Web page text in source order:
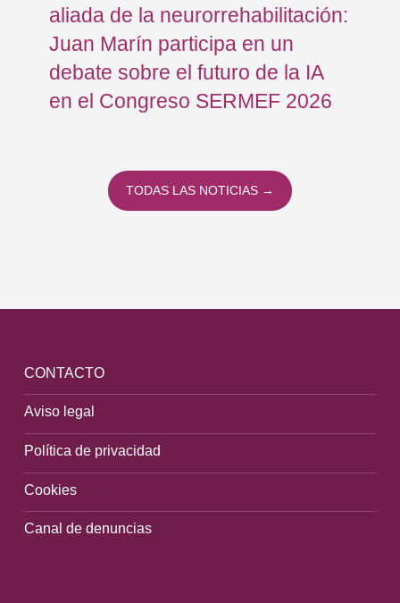
aliada de la neurorrehabilitación:
Juan Marín participa en un
debate sobre el futuro de la IA
en el Congreso SERMEF 2026
TODAS LAS NOTICIAS →
CONTACTO
Aviso legal
Política de privacidad
Cookies
Canal de denuncias